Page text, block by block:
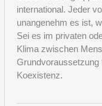
international. Jeder
unangenehm es ist,
Sei es im privaten
Klima zwischen
Grundvoraussetzung
Koexistenz.